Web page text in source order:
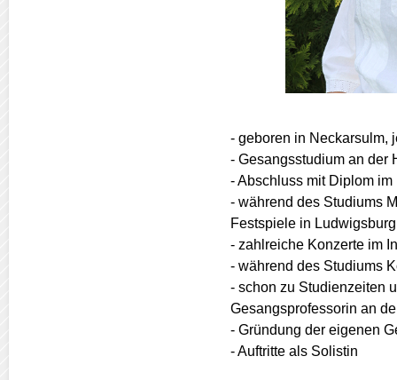
- geboren in Neckarsulm,
- Gesangsstudium an der
- Abschluss mit Diplom
- während des Studiums
Festspiele in Ludwigsburg
- zahlreiche Konzerte im
- während des Studiums
- schon zu Studienzeiten
Gesangsprofessorin an
- Gründung der eigenen
- Auftritte als Solistin